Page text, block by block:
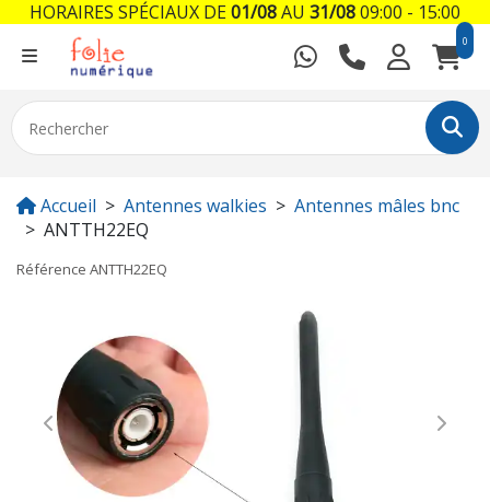
0
Accueil Antennes walkies
Antennes mâles bnc
ANTTH22EQ
Référence ANTTH22EQ
Previous Next
HORAIRES SPÉCIAUX DE01/08AU 31/0809:00 - 15:00